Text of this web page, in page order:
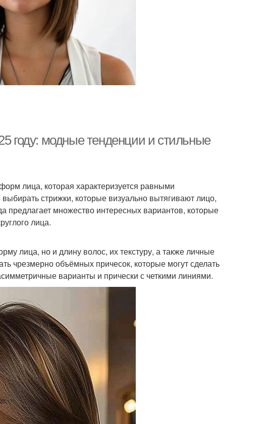
году: модные тенденции и стильные
лица, которая характеризуется равными
стрижки, которые визуально вытягивают лицо,
предлагает множество интересных вариантов, которые
лица.
лица, но и длину волос, их текстуру, а также личные
чрезмерно объёмных причесок, которые могут сделать
варианты и прически с четкими линиями.